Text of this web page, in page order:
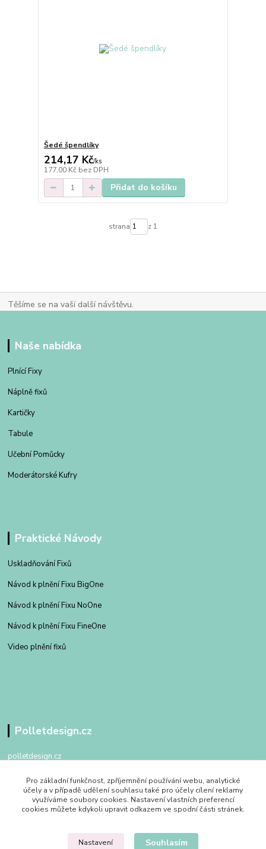
Šedé špendlíky
214,17 Kč/ks
177,00 Kč bez DPH
Přidat do košíku
strana z 1
Těšíme se na vaší další návštěvu.
Naše nabídka
Plnící Fixy
Náplně fixů
Kartičky
Tabule
Učební Pomůcky
Moderátorské Kufry
Praktické Návody
Uskladňování Fixů
Návod k plnění Fixu BigOne
Návod k plnění Fixu NoOne
Návod k plnění Fixu FineOne
Video plnění fixů
Polletdesign.cz
polletdesign.cz
+420 602 475 762
po - pa 09:00 - 17:00
Pro základní funkčnost, zpříjemnění používání webu, analytické
účely a v případě udělení souhlasu také pro účely cílení reklamy
využíváme soubory cookies. Nastavení vlastních preferencí
cookies můžete kdykoli upravit odkazem ve spodní části stránek.
Nastavení Souhlasím